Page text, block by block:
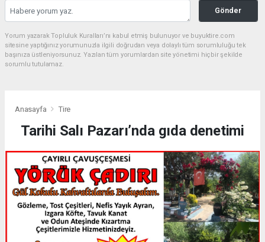
Gönder
Yorum yazarak Topluluk Kuralları’nı kabul etmiş bulunuyor ve buyuktire.com
sitesine yaptığınız yorumunuzla ilgili doğrudan veya dolaylı tüm sorumluluğu tek
başınıza üstleniyorsunuz. Yazılan tüm yorumlardan site yönetimi hiçbir şekilde
sorumlu tutulamaz.
Anasayfa Tire
Tarihi Salı Pazarı’nda gıda denetimi